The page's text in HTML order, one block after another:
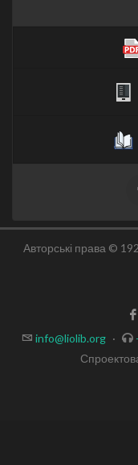
Авторські права ©
info@liolib.org ·